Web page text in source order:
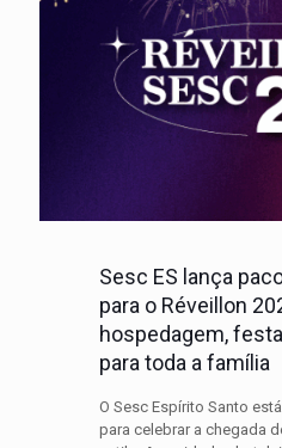
Sesc ES lança
para o Réveillon
hospedagem,
para toda a família
O Sesc Espírito Santo
para celebrar a chegada